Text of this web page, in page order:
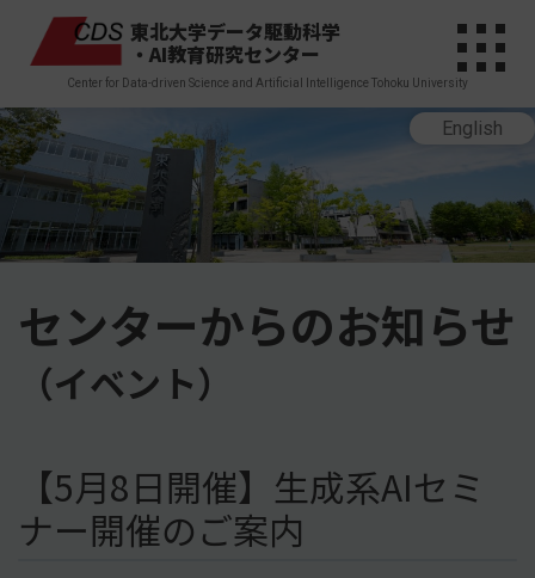
東北大学データ駆動科学
・AI教育研究センター
Center for Data-driven Science and Artificial Intelligence Tohoku University
English
センターからのお知らせ
（イベント）
【5月8日開催】生成系AIセミ
ナー開催のご案内